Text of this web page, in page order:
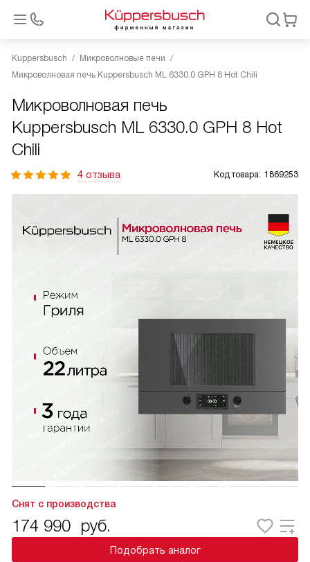
Kuppersbusch
Микроволновые печи
Микроволновая печь Kuppersbusch ML 6330.0 GPH 8 Hot Chili
Микроволновая печь
Kuppersbusch ML 6330.0 GPH 8 Hot
Chili
4 отзыва Код товара: 1869253
Снят с производства
174 990 руб.
Подобрать аналог